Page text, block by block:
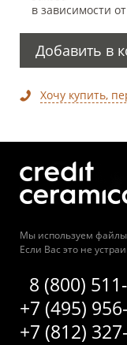
в зависимости
Добавить в
Хочу купить,
Мы используем
Если Вас это не
8 (800)
+7 (495)
+7 (812)